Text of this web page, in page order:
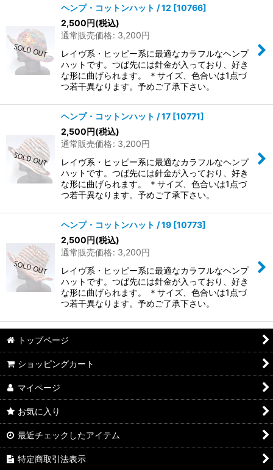
ヘンプ・コットンハット / 12 [10766]
2,500円(税込)
通常販売価格: 3,200円
レイヴ系・ヒッピー系に最適なカラフルなヘンプ
ハットです。つば先には針金が入っており、好き
な形に曲げられます。 ＊サイズ、色合いは1点づ
つ若干異なります。予めご了承下さい。
ヘンプ・コットンハット / 17 [10771]
2,500円(税込)
通常販売価格: 3,200円
レイヴ系・ヒッピー系に最適なカラフルなヘンプ
ハットです。つば先には針金が入っており、好き
な形に曲げられます。 ＊サイズ、色合いは1点づ
つ若干異なります。予めご了承下さい。
ヘンプ・コットンハット / 19 [10773]
2,500円(税込)
通常販売価格: 3,200円
レイヴ系・ヒッピー系に最適なカラフルなヘンプ
ハットです。つば先には針金が入っており、好き
な形に曲げられます。 ＊サイズ、色合いは1点づ
つ若干異なります。予めご了承下さい。
トップページ
ショッピングカート
マイページ
お気に入り
最近チェックしたアイテム
特定商取引法表示